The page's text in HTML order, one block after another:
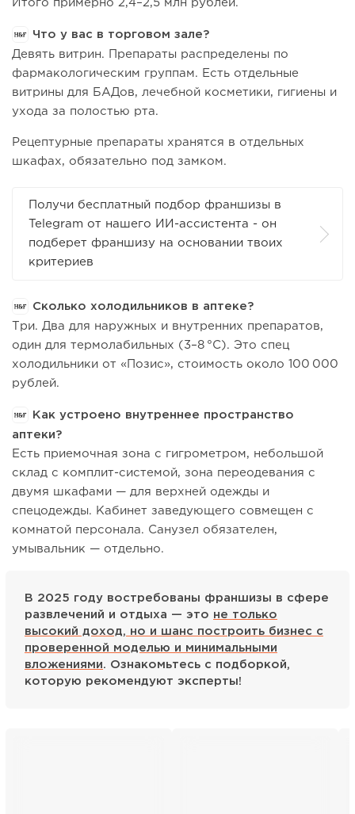
Итого примерно 2,4–2,5 млн рублей.
Что у вас в торговом зале?
Девять витрин. Препараты распределены по
фармакологическим группам. Есть отдельные
витрины для БАДов, лечебной косметики, гигиены и
ухода за полостью рта.
Рецептурные препараты хранятся в отдельных
шкафах, обязательно под замком.
Получи бесплатный подбор франшизы в
Telegram от нашего ИИ-ассистента - он
подберет франшизу на основании твоих
критериев
Сколько холодильников в аптеке?
Три. Два для наружных и внутренних препаратов,
один для термолабильных (3–8 °C). Это спец
холодильники от «Позис», стоимость около 100 000
рублей.
Как устроено внутреннее пространство
аптеки?
Есть приемочная зона с гигрометром, небольшой
склад с комплит-системой, зона переодевания с
двумя шкафами — для верхней одежды и
спецодежды. Кабинет заведующего совмещен с
комнатой персонала. Санузел обязателен,
умывальник — отдельно.
В 2025 году востребованы франшизы в сфере
развлечений и отдыха — это не только
высокий доход, но и шанс построить бизнес с
проверенной моделью и минимальными
вложениями. Ознакомьтесь с подборкой,
которую рекомендуют эксперты!